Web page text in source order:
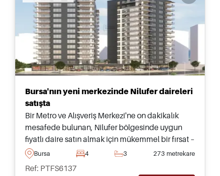
Bursa'nın yeni merkezinde Nilufer daireleri
satışta
Bir Metro ve Alışveriş Merkezi'ne on dakikalık
mesafede bulunan, Nilufer bölgesinde uygun
fiyatlı daire satın almak için mükemmel bir fırsat –
sosyal tesislere sahip kaliteli bir kompleksin
Bursa 4 3 273 metrekare
Ref: PTFS6137